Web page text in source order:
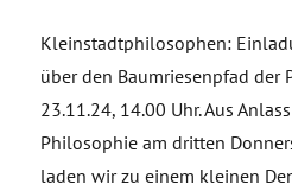
Kleinstadtphilosophen:
über den Baumriesenpfad der
23.11.24, 14.00 Uhr. Aus
Philosophie am dritten
laden wir zu einem kleinen